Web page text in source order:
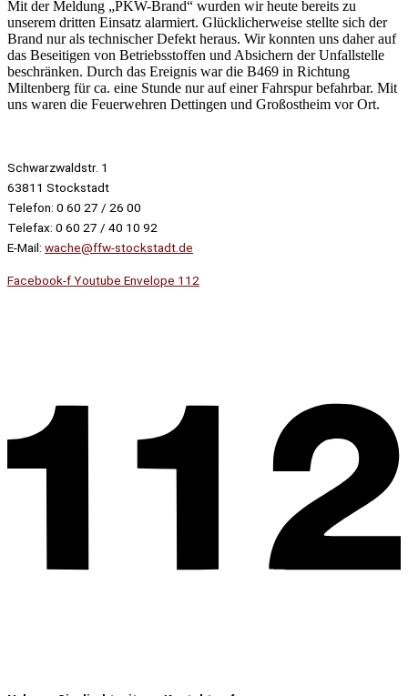
Mit der Meldung „PKW-Brand“ wurden wir heute bereits zu
unserem dritten Einsatz alarmiert. Glücklicherweise stellte sich der
Brand nur als technischer Defekt heraus. Wir konnten uns daher auf
das Beseitigen von Betriebsstoffen und Absichern der Unfallstelle
beschränken. Durch das Ereignis war die B469 in Richtung
Miltenberg für ca. eine Stunde nur auf einer Fahrspur befahrbar. Mit
uns waren die Feuerwehren Dettingen und Großostheim vor Ort.
Schwarzwaldstr. 1
63811 Stockstadt
Telefon: 0 60 27 / 26 00
Telefax: 0 60 27 / 40 10 92
E-Mail: wache@ffw-stockstadt.de
Facebook-fYoutube Envelope 112